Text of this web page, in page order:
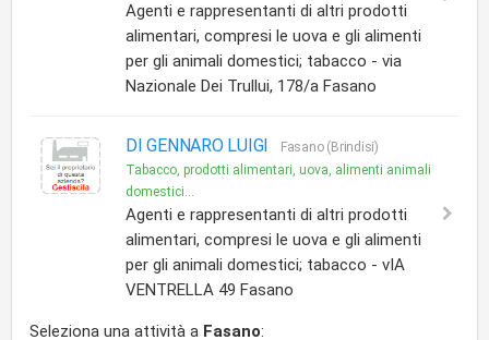
Agenti e rappresentanti di altri prodotti
alimentari, compresi le uova e gli alimenti
per gli animali domestici; tabacco - via
Nazionale Dei Trullui, 178/a Fasano
DI GENNARO LUIGI
Fasano (Brindisi)
Tabacco, prodotti alimentari, uova, alimenti animali
domestici...
Agenti e rappresentanti di altri prodotti
alimentari, compresi le uova e gli alimenti
per gli animali domestici; tabacco - vIA
VENTRELLA 49 Fasano
Seleziona una attività a Fasano: